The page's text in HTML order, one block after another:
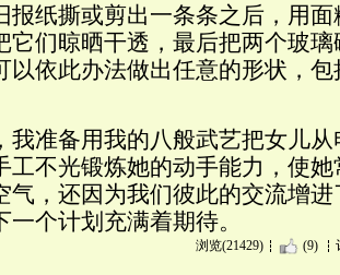
报纸撕或剪出一条条之后，用
它们晾晒干透，最后把两个玻
以依此办法做出任意的形状，
我准备用我的八般武艺把女儿
工不光锻炼她的动手能力，使
气，还因为我们彼此的交流增
一个计划充满着期待。
浏览(21429) (9)